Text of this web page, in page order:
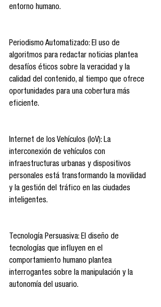
entorno humano.
Periodismo Automatizado: El uso de
algoritmos para redactar noticias plantea
desafíos éticos sobre la veracidad y la
calidad del contenido, al tiempo que ofrece
oportunidades para una cobertura más
eficiente.
Internet de los Vehículos (IoV): La
interconexión de vehículos con
infraestructuras urbanas y dispositivos
personales está transformando la movilidad
y la gestión del tráfico en las ciudades
inteligentes.
Tecnología Persuasiva: El diseño de
tecnologías que influyen en el
comportamiento humano plantea
interrogantes sobre la manipulación y la
autonomía del usuario.